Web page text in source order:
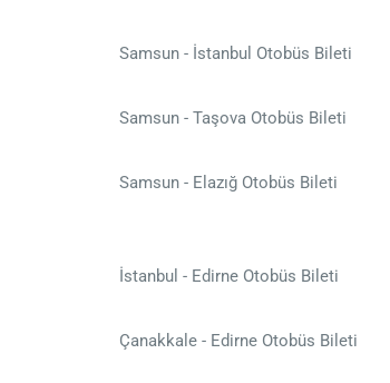
Samsun - İstanbul Otobüs Bileti
Samsun - Taşova Otobüs Bileti
Samsun - Elazığ Otobüs Bileti
İstanbul - Edirne Otobüs Bileti
Çanakkale - Edirne Otobüs Bileti